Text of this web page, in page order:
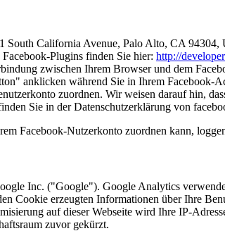
South California Avenue, Palo Alto, CA
Plugins finden Sie hier: http://
zwischen Ihrem Browser und dem
anklicken während Sie in Ihrem
zuordnen. Wir weisen darauf hin,
Sie in der Datenschutzerklärung von
Facebook-Nutzerkonto zuordnen kann,
Inc. ("Google"). Google Analytics
Cookie erzeugten Informationen über Ihre
auf dieser Webseite wird Ihre IP-
zuvor gekürzt.